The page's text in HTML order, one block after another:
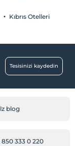
Kıbrıs Otelleri
Tesisinizi kaydedin
blog
850 333 0 220